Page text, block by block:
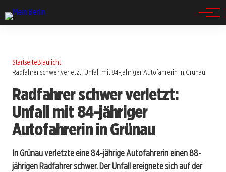
StartseiteBlaulicht
Radfahrer schwer verletzt: Unfall mit 84-jähriger Autofahrerin in Grünau
Radfahrer schwer verletzt:
Unfall mit 84-jähriger
Autofahrerin in Grünau
In Grünau verletzte eine 84-jährige Autofahrerin einen 88-
jährigen Radfahrer schwer. Der Unfall ereignete sich auf der